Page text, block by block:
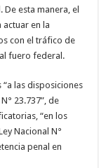
esta manera, el
en la
con el tráfico de
fuero federal.
“a las disposiciones
23.737”, de
“en los
Nacional N°
penal en